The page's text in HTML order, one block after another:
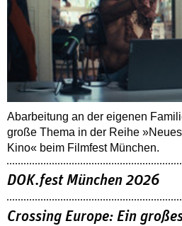
Abarbeitung an der eigenen
große Thema in der Reihe
Kino« beim Filmfest München.
DOK.fest München 2026
Crossing Europe: Ein